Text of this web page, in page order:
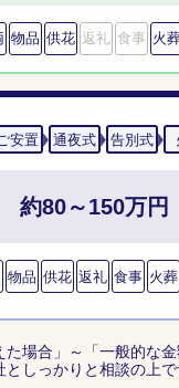
物品 供花 返礼 食事 火
ご安置 通夜式 告別式
約80～150万円
物品 供花 返礼 食事 火葬
場合」～「一般的な金
しっかりと相談の上